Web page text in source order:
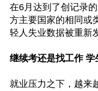
在6月达到了创记录
方主要国家的相同或
轻人失业数据被重新
继续考还是找工作 学
就业压力之下，越来